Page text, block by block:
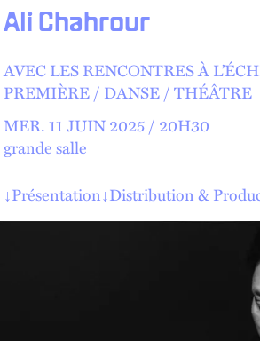
Ali Chahrour
AVEC LES RENCONTRES À
PREMIÈRE
DANSE THÉÂTRE
MER.11 JUIN 2025 / 20H30
grande salle
↓Présentation↓Distribution &